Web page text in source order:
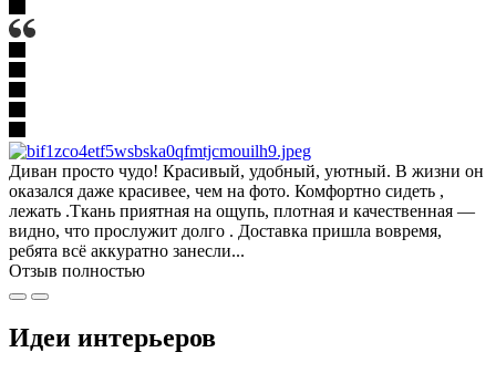
Диван просто чудо! Красивый, удобный, уютный. В жизни он
оказался даже красивее, чем на фото. Комфортно сидеть ,
лежать .Ткань приятная на ощупь, плотная и качественная —
видно, что прослужит долго . Доставка пришла вовремя,
ребята всё аккуратно занесли...
Отзыв полностью
Идеи интерьеров